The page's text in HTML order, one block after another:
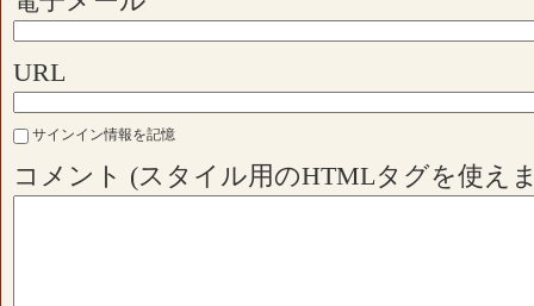
URL
サインイン情報を記憶
コメント (スタイル用のHTMLタグを使え